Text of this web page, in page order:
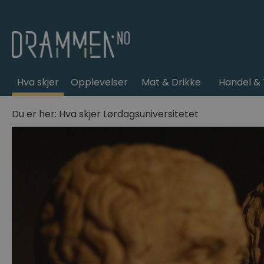
Hva skjer Opplevelser Mat & Drikke Handel
Du er her: Hva skjer Lørdagsuniversitetet